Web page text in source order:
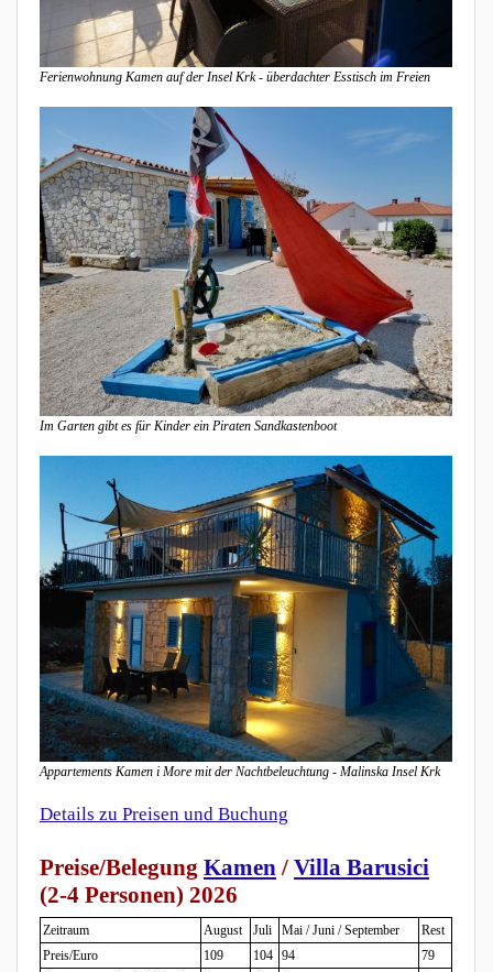
Ferienwohnung Kamen auf der Insel Krk - überdachter Esstisch im Freien
Im Garten gibt es für Kinder ein Piraten Sandkastenboot
Appartements Kamen i More mit der Nachtbeleuchtung - Malinska Insel Krk
Details zu Preisen und Buchung
Preise/Belegung Kamen / Villa Barusici
(2-4 Personen) 2026
Zeitraum August Juli Mai / Juni / September
Rest
Preis/Euro
109 104 94
79